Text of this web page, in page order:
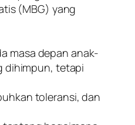
(MBG) yang
masa depan anak-
dihimpun, tetapi
toleransi, dan